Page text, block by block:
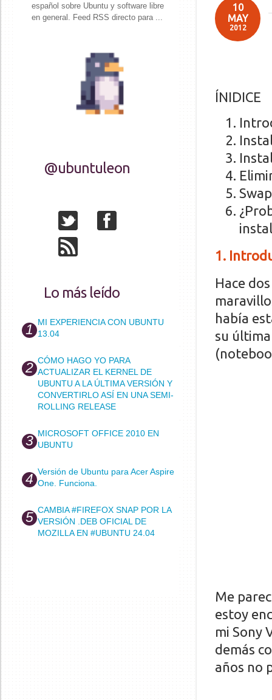
10
MAY
2012
ÍNIDICE
1.
Hace
había
su
Me
estoy
mi Sony
demás
años no
español sobre Ubuntu y software libre
en general. Feed RSS directo para ...
@ubuntuleon
Lo más leído
MI EXPERIENCIA CON UBUNTU
13.04
CÓMO HAGO YO PARA
ACTUALIZAR EL KERNEL DE
UBUNTU A LA ÚLTIMA VERSIÓN Y
CONVERTIRLO ASÍ EN UNA SEMI-
ROLLING RELEASE
MICROSOFT OFFICE 2010 EN
UBUNTU
Versión de Ubuntu para Acer Aspire
One. Funciona.
CAMBIA #FIREFOX SNAP POR LA
VERSIÓN .DEB OFICIAL DE
MOZILLA EN #UBUNTU 24.04